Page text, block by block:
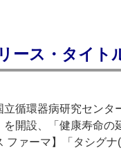
ース・タイ
立循環器病研究セン
を開設、「健康寿命の
ファーマ】「タシグ